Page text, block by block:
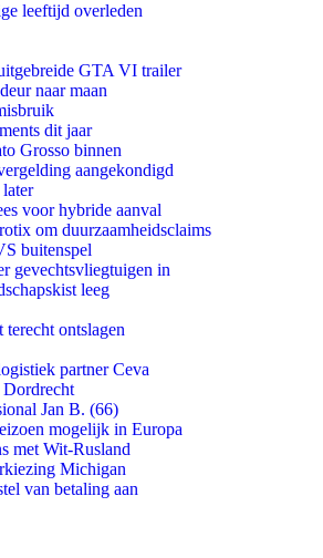
leeftijd overleden
GTA VI trailer
naar maan
dit jaar
Grosso binnen
aangekondigd
voor hybride aanval
om duurzaamheidsclaims
buitenspel
gevechtsvliegtuigen in
leeg
ontslagen
partner Ceva
Jan B. (66)
mogelijk in Europa
met Wit-Rusland
Michigan
van betaling aan